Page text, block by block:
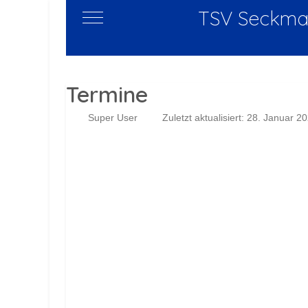
Mobile Menu Toggle TSV
Termine
Super User Zuletzt aktualisiert: 28. Januar